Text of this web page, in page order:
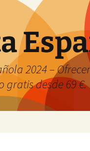
2024 –
gratis desde 69 €.